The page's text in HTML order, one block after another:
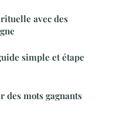
avec des
simple et étape
des mots gagnants